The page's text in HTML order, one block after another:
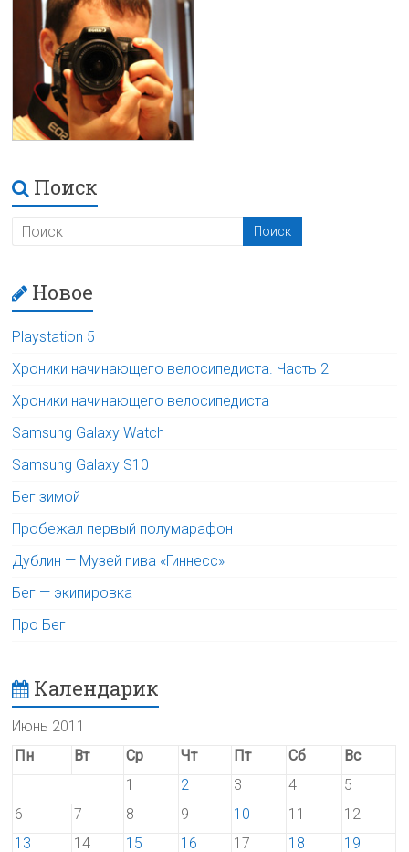
Поиск
Новое
Playstation 5
Хроники начинающего велосипедиста. Часть 2
Хроники начинающего велосипедиста
Samsung Galaxy Watch
Samsung Galaxy S10
Бег зимой
Пробежал первый полумарафон
Дублин — Музей пива «Гиннесс»
Бег — экипировка
Про Бег
Календарик
Июнь 2011
Пн
Вт Ср Чт Пт Сб
Вс
1
2 3 4
5
6
7 8 9 10 11
12
13
14 15 16 17 18 19